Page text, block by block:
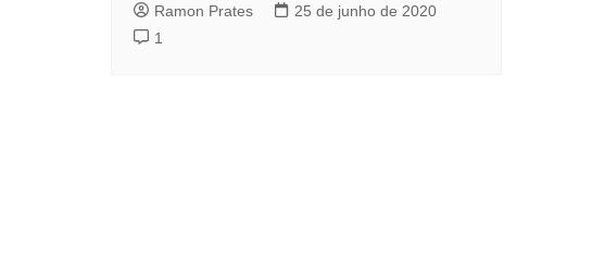
Ramon Prates
25 de junho de 2020
1